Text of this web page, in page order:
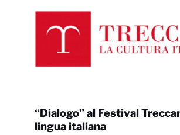
“Dialogo” al Festival
lingua italiana